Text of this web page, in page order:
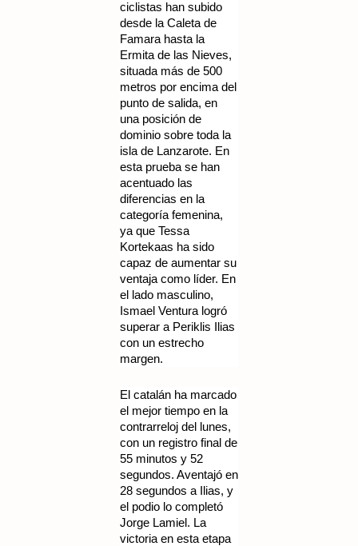
ciclistas han subido
desde la Caleta de
Famara hasta la
Ermita de las Nieves,
situada más de 500
metros por encima del
punto de salida, en
una posición de
dominio sobre toda la
isla de Lanzarote. En
esta prueba se han
acentuado las
diferencias en la
categoría femenina,
ya que Tessa
Kortekaas ha sido
capaz de aumentar su
ventaja como líder. En
el lado masculino,
Ismael Ventura logró
superar a Periklis Ilias
con un estrecho
margen.
El catalán ha marcado
el mejor tiempo en la
contrarreloj del lunes,
con un registro final de
55 minutos y 52
segundos. Aventajó en
28 segundos a Ilias, y
el podio lo completó
Jorge Lamiel. La
victoria en esta etapa